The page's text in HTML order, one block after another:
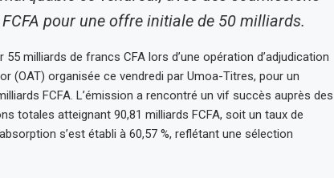
pour une offre initiale de 50 milliards.
55 milliards de francs CFA lors d’une opération d’adjudication
(OAT) organisée ce vendredi par Umoa-Titres, pour un
FCFA. L’émission a rencontré un vif succès auprès des
totales atteignant 90,81 milliards FCFA, soit un taux de
s’est établi à 60,57 %, reflétant une sélection